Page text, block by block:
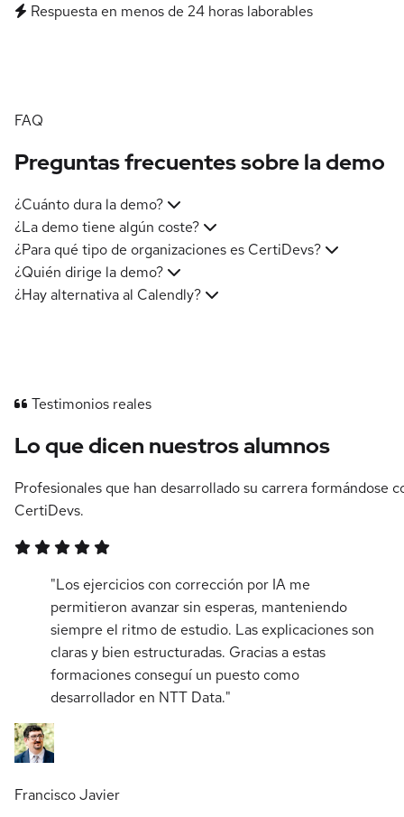
Respuesta en menos de 24 horas laborables
FAQ
Preguntas frecuentes sobre la demo
¿Cuánto dura la demo?
¿La demo tiene algún coste?
¿Para qué tipo de organizaciones es CertiDevs?
¿Quién dirige la demo?
¿Hay alternativa al Calendly?
Testimonios reales
Lo que dicen nuestros alumnos
Profesionales que han desarrollado su carrera formándose
CertiDevs.
"Los ejercicios con corrección por IA me
permitieron avanzar sin esperas, manteniendo
siempre el ritmo de estudio. Las explicaciones son
claras y bien estructuradas. Gracias a estas
formaciones conseguí un puesto como
desarrollador en NTT Data."
Francisco Javier